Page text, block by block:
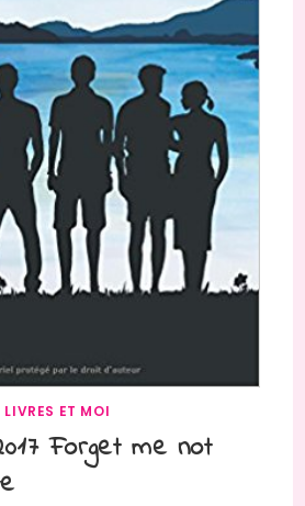
LIVRES ET MOI
Forget me not